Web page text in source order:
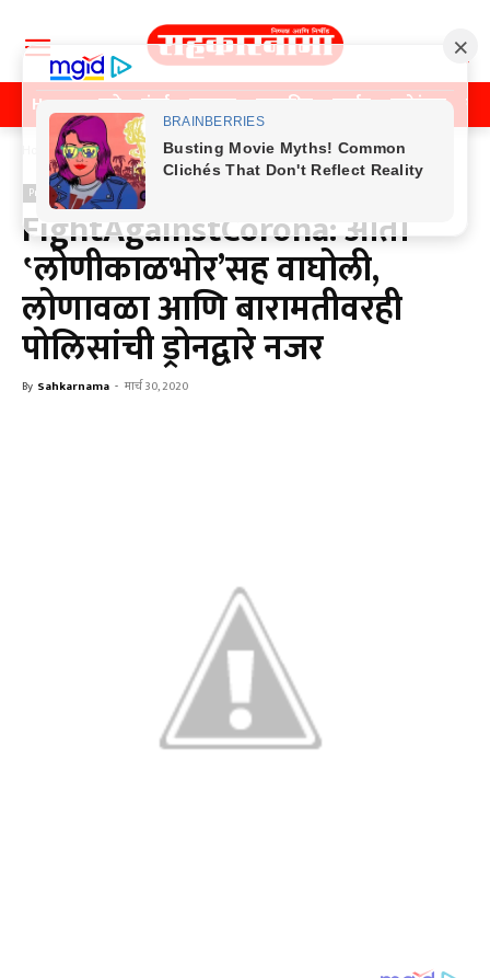
Home पुणे मुंबई महाराष्ट्र राजकीय क्राईम मनोरंजन
Home Previos News
Previos News
FightAgainstCorona: आता
‛लोणीकाळभोर’सह वाघोली,
लोणावळा आणि बारामतीवरही
पोलिसांची ड्रोनद्वारे नजर
By Sahkarnama - मार्च 30, 2020